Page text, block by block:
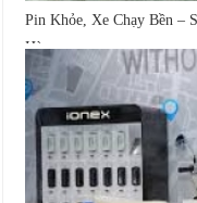
Pin Khỏe, Xe Chạy Bền –
Hàng...